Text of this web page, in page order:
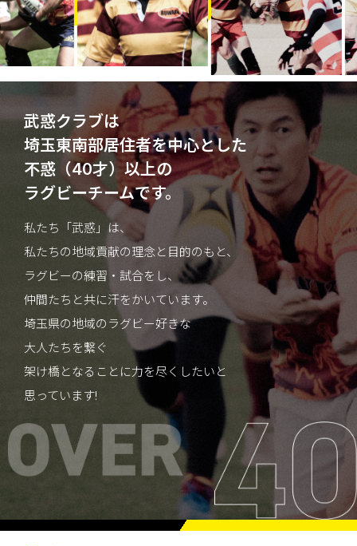
武惑クラブは
埼玉東南部居住者を中心とした
不惑（40才）以上の
ラグビーチームです。
私たち「武惑」は、
私たちの地域貢献の理念と目的のもと、
ラグビーの練習・試合をし、
仲間たちと共に汗をかいています。
埼玉県の地域のラグビー好きな
大人たちを繋ぐ
架け橋となることに力を尽くしたいと
思っています!